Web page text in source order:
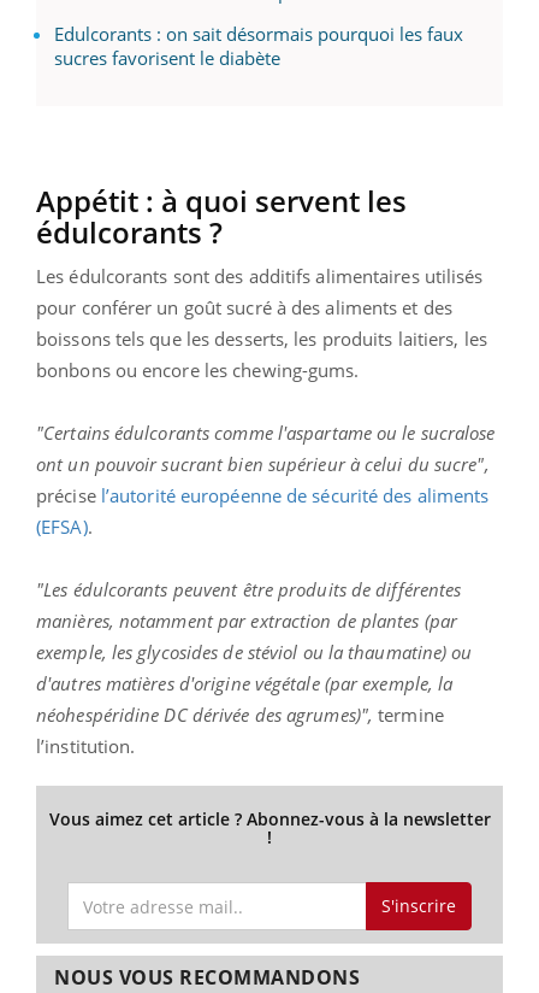
Edulcorants : on sait désormais pourquoi les faux
sucres favorisent le diabète
Appétit : à quoi servent les
édulcorants ?
Les édulcorants sont des additifs alimentaires utilisés
pour conférer un goût sucré à des aliments et des
boissons tels que les desserts, les produits laitiers, les
bonbons ou encore les chewing-gums.
"Certains édulcorants comme l'aspartame ou le sucralose
ont un pouvoir sucrant bien supérieur à celui du sucre",
précise l’autorité européenne de sécurité des aliments
(EFSA).
"Les édulcorants peuvent être produits de différentes
manières, notamment par extraction de plantes (par
exemple, les glycosides de stéviol ou la thaumatine) ou
d'autres matières d'origine végétale (par exemple, la
néohespéridine DC dérivée des agrumes)", termine
l’institution.
Vous aimez cet article ? Abonnez-vous à la newsletter
!
S'inscrire
NOUS VOUS RECOMMANDONS